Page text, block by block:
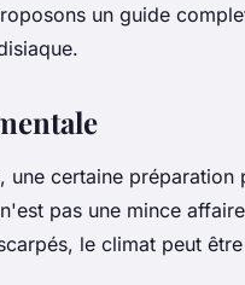
un guide
certaine préparation
pas une mince
le climat peut